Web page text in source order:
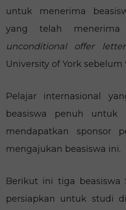
untuk menerima
yang telah menerima
unconditional offer letter
University of York sebelum
Pelajar internasional
beasiswa penuh
mendapatkan sponsor
mengajukan beasiswa ini.
Berikut ini tiga beasiswa
persiapkan untuk studi